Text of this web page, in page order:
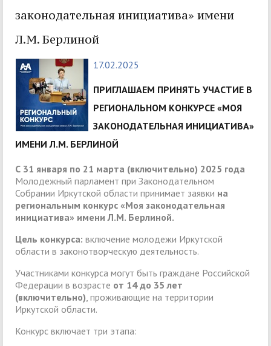
законодательная инициатива» имени
Л.М. Берлиной
17.02.2025
ПРИГЛАШАЕМ ПРИНЯТЬ УЧАСТИЕ В
РЕГИОНАЛЬНОМ КОНКУРСЕ «МОЯ
ЗАКОНОДАТЕЛЬНАЯ ИНИЦИАТИВА»
ИМЕНИ Л.М. БЕРЛИНОЙ
С 31 января по 21 марта (включительно) 2025 года
Молодежный парламент при Законодательном
Собрании Иркутской области принимает заявки на
региональным конкурс «Моя законодательная
инициатива» имени Л.М. Берлиной.
Цель конкурса: включение молодежи Иркутской
области в законотворческую деятельность.
Участниками конкурса могут быть граждане Российской
Федерации в возрасте от 14 до 35 лет
(включительно), проживающие на территории
Иркутской области.
Конкурс включает три этапа: